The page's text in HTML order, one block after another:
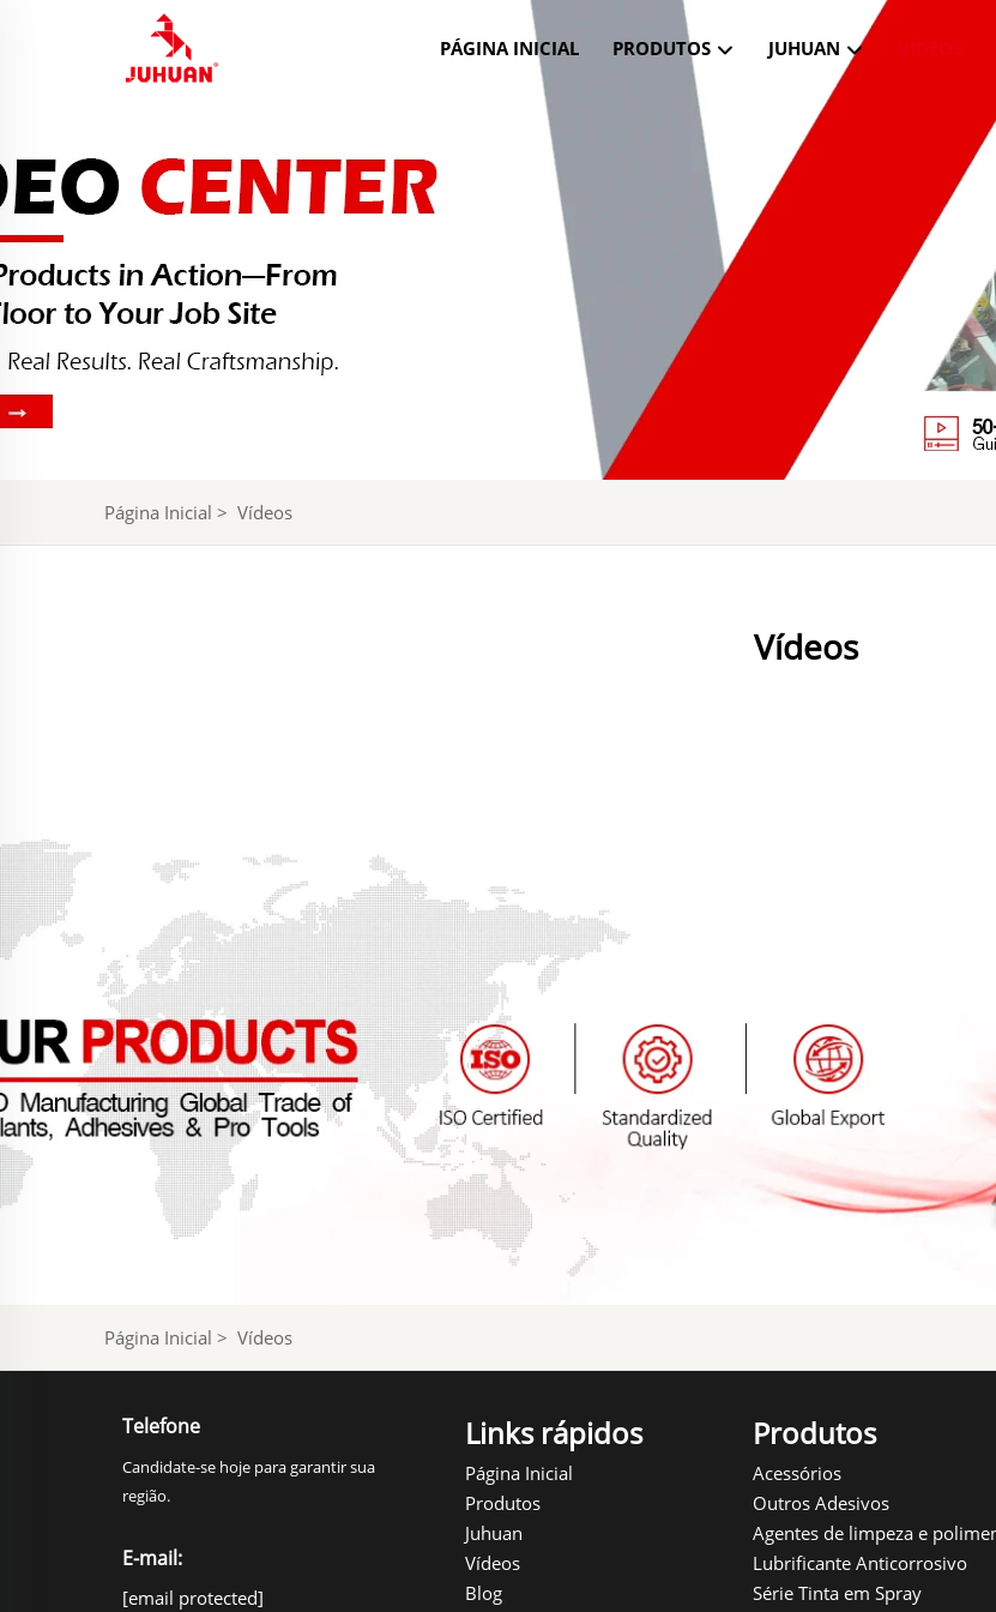
PÁGINA INICIAL PRODUTOS JUHUAN
Página Inicial > Vídeos
Vídeos
Página Inicial > Vídeos
Telefone
Candidate-se hoje para garantir sua
região.
E-mail:
[email protected]
Links rápidos
Página Inicial
Produtos
Juhuan
Vídeos
Blog
Produtos
Série Tinta em Spray
Lubrificante Anticorrosivo
Agentes de limpeza e
Outros Adesivos
Acessórios